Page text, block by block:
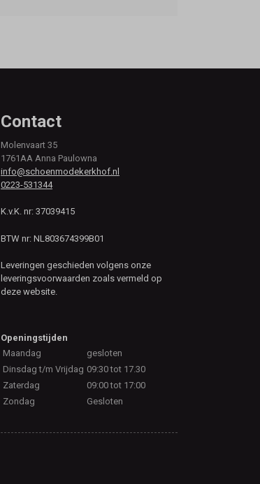
Contact
Molenvaart 35
1761AA Anna Paulowna
info@schoenmodekerkhof.nl
0223-531344
K.v.K. nr: 37039415
BTW nr: NL803674399B01
Leveringen geschieden volgens onze
leveringsvoorwaarden zoals vermeld op
deze website.
Openingstijden
Maandag
gesloten
Dinsdag t/m Vrijdag 09:30 tot 17.30
Zaterdag
09:00 tot 17:00
Zondag
Gesloten